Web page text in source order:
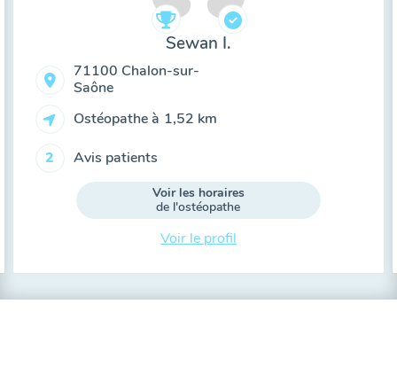
Sewan I.
71100 Chalon-sur-
Saône
Ostéopathe à 1,52 km
2 Avis patients
Voir les horaires
de l'ostéopathe
Voir le profil